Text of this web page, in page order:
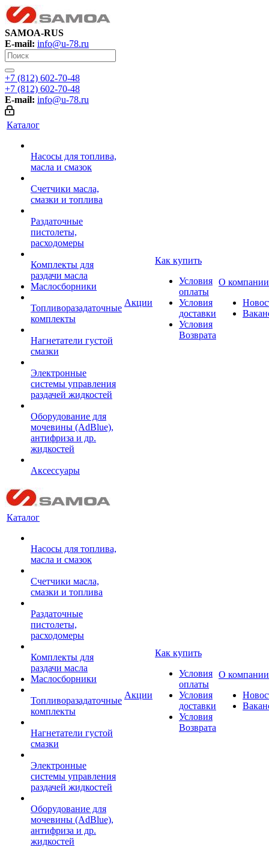
SAMOA-RUS
E-mail: info@u-78.ru
+7 (812) 602-70-48
+7 (812) 602-70-48
E-mail: info@u-78.ru
Каталог
Насосы для топлива,
масла и смазок
Счетчики масла,
смазки и топлива
Раздаточные
пистолеты,
расходомеры
Комплекты для
раздачи масла
Маслосборники
Топливоразадаточные
комплекты
Нагнетатели густой
смазки
Электронные
системы управления
раздачей жидкостей
Оборудование для
мочевины (AdBlue),
антифриза и др.
жидкостей
Аксессуары
Акции
Как купить
Условия
оплаты
Условия
доставки
Условия
Возврата
О компании
Каталог
Насосы для топлива,
масла и смазок
Счетчики масла,
смазки и топлива
Раздаточные
пистолеты,
расходомеры
Комплекты для
раздачи масла
Маслосборники
Топливоразадаточные
комплекты
Нагнетатели густой
смазки
Электронные
системы управления
раздачей жидкостей
Оборудование для
мочевины (AdBlue),
антифриза и др.
жидкостей
Акции
Как купить
Условия
оплаты
Условия
доставки
Условия
Возврата
О компании